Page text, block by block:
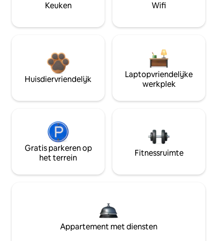
Keuken Wifi
Huisdiervriendelijk
Laptopvriendelijke
werkplek
Gratis parkeren op
het terrein
Fitnessruimte
Appartement met diensten